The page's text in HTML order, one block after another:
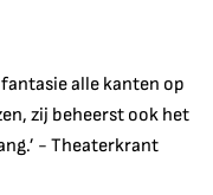
alle kanten op
zij beheerst ook het
- Theaterkrant